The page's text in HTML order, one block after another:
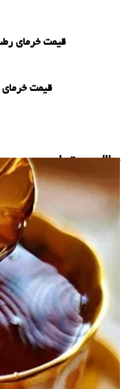
قیمت خرمای
قیمت خرمای
مطالب مرتبط ...